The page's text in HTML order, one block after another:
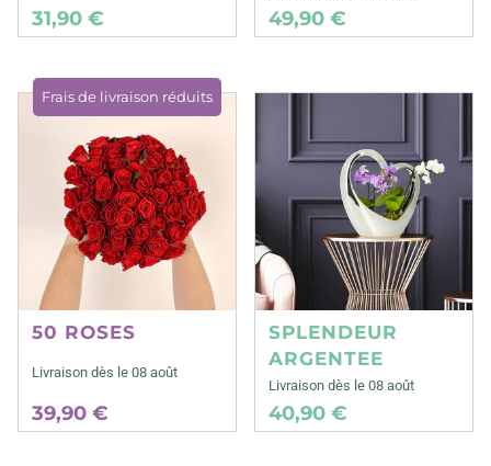
31,90 € 49,90 €
Frais de livraison réduits
50 ROSES
Livraison dès le 08 août
39,90 €
SPLENDEUR
ARGENTEE
Livraison dès le 08 août
40,90 €